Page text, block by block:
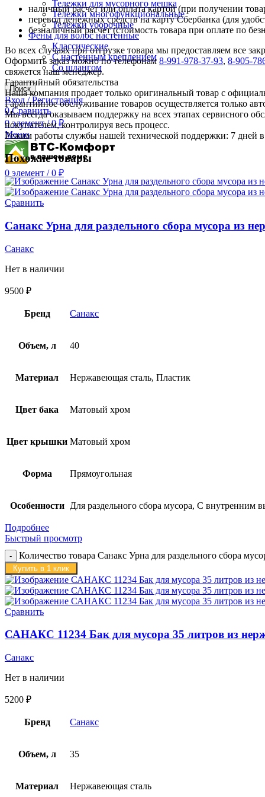
Тележки для мусорного мешка
Тележки многофункциональные
Тележки уборочные
Фены для волос настенные
Классические
С настенным креплением
Со шлангом
Поиск
Вход / Регистрация
0 Сравнить
0элемент / 0₽
Меню
0 элемент / 0 ₽
наличный расчет или оплата картой (при получении
перевод денежных средств на карту Сбербанка (для
безналичный расчет (стоимость товара при оплате по
Во всех случаях при отгрузке товара мы предоставляем все
Оформить заказ можно по телефонам 8-991-978-37-93, 8-905-
свяжется наш менеджер.
Гарантийный обязательства
Наша компания продает только оригинальный товар с
Гарантийное обслуживание товаров осуществляется только
Мы всегда оказываем поддержку на всех этапах сервисного
покупателем, контролируя весь процесс.
Режим работы службы нашей технической поддержки: 7 дней
Похожие товары
Сравнить
Санакс Урна для раздельного сбора мусора из
Санакс
Нет в наличии
9500 ₽
Бренд Санакс
Объем, л 40
Материал Нержавеющая сталь, Пластик
Цвет бака Матовый хром
Цвет крышки Матовый хром
Форма Прямоугольная
Особенности Для раздельного сбора мусора, С
Подробнее
Быстрый просмотр
Количество товара Санакс Урна для раздельного сбора
Купить в 1 клик
Сравнить
САНАКС 11234 Бак для мусора 35 литров из
Санакс
Нет в наличии
5200 ₽
Бренд Санакс
Объем, л 35
Материал Нержавеющая сталь